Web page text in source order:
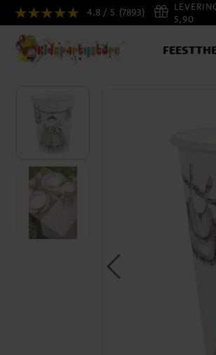
4.8 / 5 (7893)
5,90